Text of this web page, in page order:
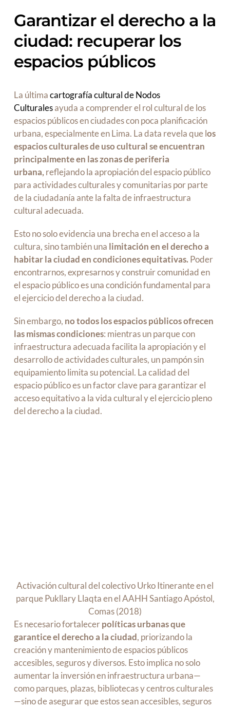
Garantizar el derecho a la
ciudad: recuperar los
espacios públicos
La últimacartografía cultural de Nodos
Culturalesayuda a comprender el rol cultural de los
espacios públicos en ciudades con poca planificación
urbana, especialmente en Lima. La data revela que los
espacios culturales de uso cultural se encuentran
principalmente en las zonas de periferia
urbana, reflejando la apropiación del espacio público
para actividades culturales y comunitarias por parte
de la ciudadanía ante la falta de infraestructura
cultural adecuada.
Esto no solo evidencia una brecha en el acceso a la
cultura, sino también una limitación en el derecho a
habitar la ciudad en condiciones equitativas. Poder
encontrarnos, expresarnos y construir comunidad en
el espacio público es una condición fundamental para
el ejercicio del derecho a la ciudad.
Sin embargo, no todos los espacios públicos ofrecen
las mismas condiciones: mientras un parque con
infraestructura adecuada facilita la apropiación y el
desarrollo de actividades culturales, un pampón sin
equipamiento limita su potencial. La calidad del
espacio público es un factor clave para garantizar el
acceso equitativo a la vida cultural y el ejercicio pleno
del derecho a la ciudad.
Activación cultural del colectivo Urko Itinerante en el
parque Pukllary Llaqta en el AAHH Santiago Apóstol,
Comas (2018)
Es necesario fortalecerpolíticas urbanas que
garantice el derecho a la ciudad, priorizando la
creación y mantenimiento de espacios públicos
accesibles, seguros y diversos. Esto implica no solo
aumentar la inversión en infraestructura urbana—
como parques, plazas, bibliotecas y centros culturales
—sino de asegurar que estos sean accesibles, seguros